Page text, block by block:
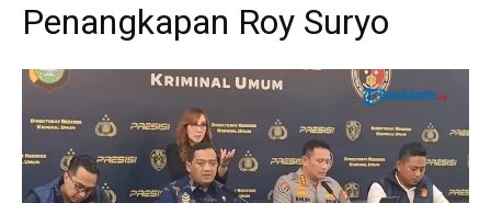
Penangkapan Roy Suryo